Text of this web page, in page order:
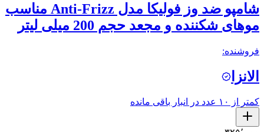
شامپو ضد وز فولیکا مدل Anti-Frizz مناسب
موهای شکننده و مجعد حجم 200 میلی لیتر
فروشنده:
الانزا
کمتر از ۱۰ عدد در انبار باقی مانده